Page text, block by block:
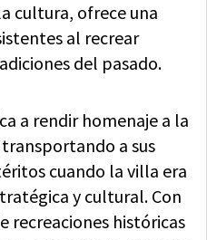
cultura, ofrece una
al recrear
del pasado.
a rendir homenaje a la
a sus
cuando la villa era
y cultural. Con
recreaciones históricas